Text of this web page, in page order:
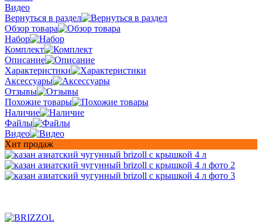
Видео
Вернуться в раздел
Обзор товара
Набор
Комплект
Описание
Характеристики
Аксессуары
Отзывы
Похожие товары
Наличие
Файлы
Видео
Хит продаж